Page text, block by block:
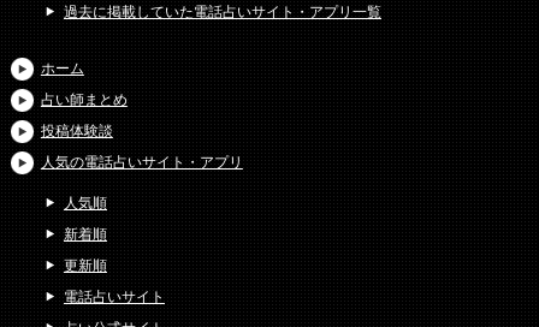
過去に掲載していた電話占いサイト・アプリ一覧
ホーム
占い師まとめ
投稿体験談
人気の電話占いサイト・アプリ
人気順
新着順
更新順
電話占いサイト